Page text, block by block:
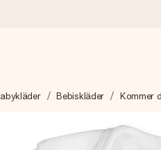
omsorg och skickar den
Bebiskläder Kommer